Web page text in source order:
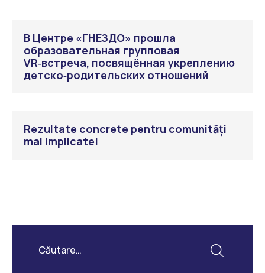
В Центре «ГНЕЗДО» прошла
образовательная групповая
VR‑встреча, посвящённая укреплению
детско‑родительских отношений
Rezultate concrete pentru comunități
mai implicate!